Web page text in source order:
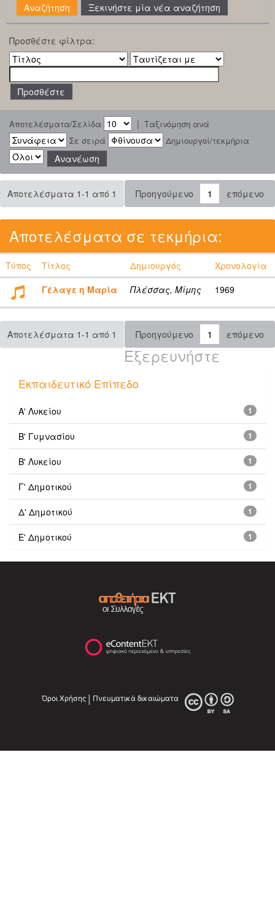
Ξεκινήστε μία νέα αναζήτηση
Προσθέστε φίλτρα:
Αποτελέσματα/Σελίδα | Ταξινόμηση ανά
Σε σειρά
Δημιουργοί/τεκμήρια
Αποτελέσματα 1-1 από 1 Προηγούμενο 1 επόμενο
Αποτελέσματα σε τεκμήρια:
Τύπος Τίτλος Δημιουργός
Χρονολογία
Γέλαγε η Μαρία
Πλέσσας, Μίμης 1969
Αποτελέσματα 1-1 από 1 Προηγούμενο 1 επόμενο
Εξερευνήστε
Εκπαιδευτικό Επίπεδο
1
Α' Λυκείου
1
Β' Γυμνασίου
1
Β' Λυκείου
1
Γ' Δημοτικού
1
Δ' Δημοτικού
1
Ε' Δημοτικού